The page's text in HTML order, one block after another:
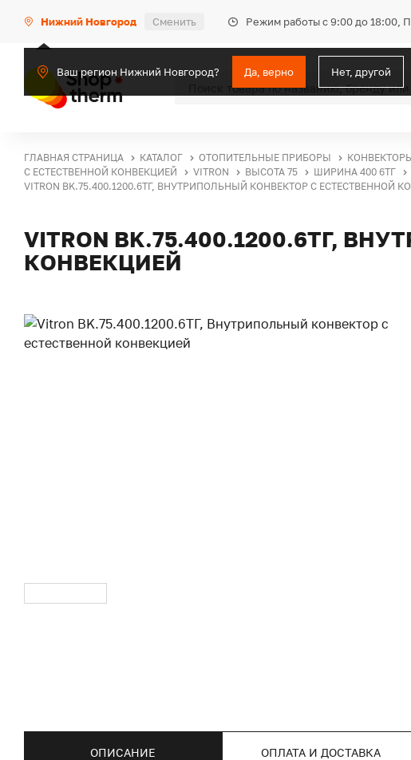
Нижний Новгород Сменить Режим работы с 9:00 до 18:00,
Ваш регион Нижний Новгород? Да, верно Нет, другой
ГЛАВНАЯ СТРАНИЦА КАТАЛОГ ОТОПИТЕЛЬНЫЕ ПРИБОРЫ
С ЕСТЕСТВЕННОЙ КОНВЕКЦИЕЙ
VITRON ВЫСОТА 75
ШИРИНА 400 6ТГ
VITRON BK.75.400.1200.6ТГ, ВНУТРИПОЛЬНЫЙ КОНВЕКТОР С ЕСТЕСТВЕННОЙ
VITRON BK.75.400.1200.6ТГ,
КОНВЕКЦИЕЙ
ОПИСАНИЕ ОПЛАТА И ДОСТАВКА